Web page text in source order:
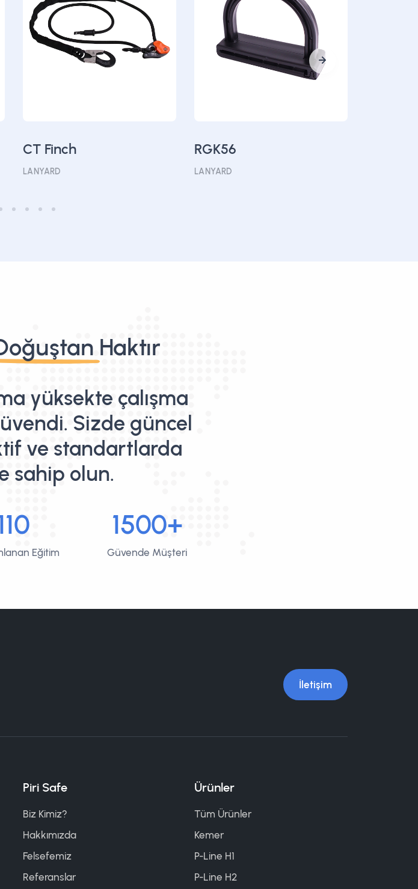
CT Finch
LANYARD
RGK56
LANYARD
Haktır
yüksekte çalışma
Sizde güncel
ve standartlarda
sahip olun.
Eğitim
1500+
Güvende Müşteri
İletişim
Piri Safe
Biz Kimiz?
Hakkımızda
Felsefemiz
Referanslar
Ürünler
Tüm Ürünler
Kemer
P-Line H1
P-Line H2